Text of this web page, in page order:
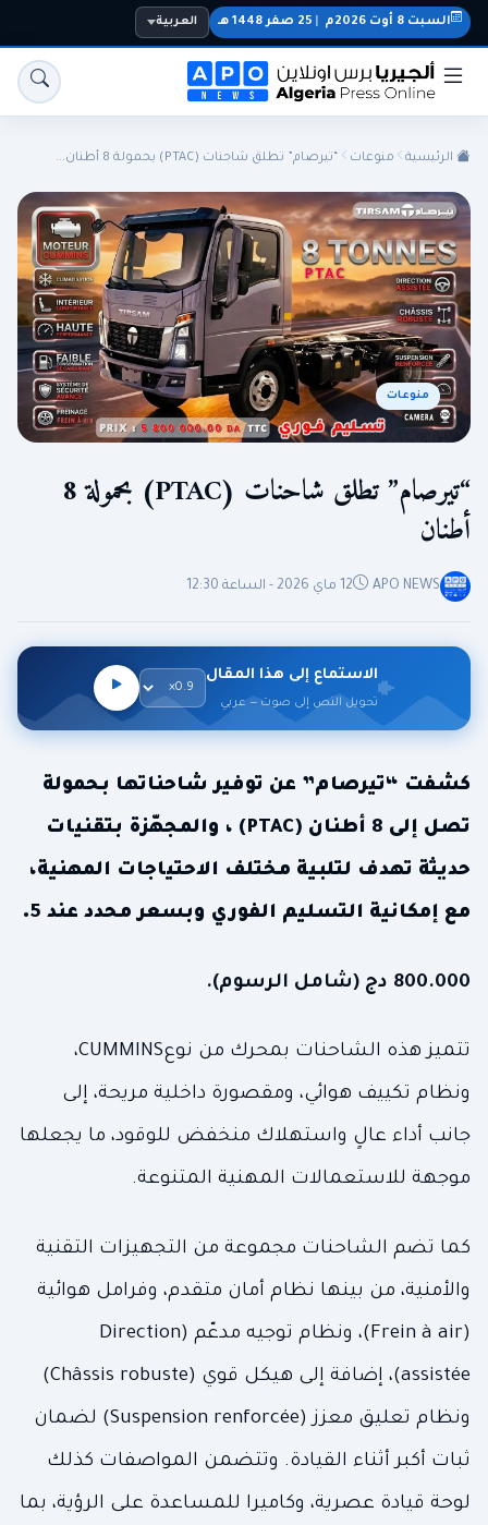
الجزائر الجالية المنتخب الوطني سياسة
اقتصاد رياضة
السبت 8 أوت 2026م 25 صفر 1448 هـ العربية
الرئيسية منوعات “تيرصام” تطلق شاحنات (PTAC) بحمولة 8 أطنان...
منوعات
“تيرصام” تطلق شاحنات (PTAC) بحمولة 8
أطنان
APO NEWS 12 ماي 2026 - الساعة 12:30
الاستماع إلى هذا المقال
تحويل النص إلى صوت — عربي
كشفت “تيرصام” عن توفير شاحناتها بحمولة
تصل إلى 8 أطنان (PTAC) ، والمجهّزة بتقنيات
حديثة تهدف لتلبية مختلف الاحتياجات المهنية،
مع إمكانية التسليم الفوري وبسعر محدد عند 5.
800.000 دج (شامل الرسوم).
تتميز هذه الشاحنات بمحرك من نوعCUMMINS،
ونظام تكييف هوائي، ومقصورة داخلية مريحة، إلى
جانب أداء عالٍ واستهلاك منخفض للوقود، ما يجعلها
موجهة للاستعمالات المهنية المتنوعة.
كما تضم الشاحنات مجموعة من التجهيزات التقنية
والأمنية، من بينها نظام أمان متقدم، وفرامل هوائية
(Frein à air)، ونظام توجيه مدعّم (Direction
assistée)، إضافة إلى هيكل قوي (Châssis robuste)
ونظام تعليق معزز (Suspension renforcée) لضمان
ثبات أكبر أثناء القيادة. وتتضمن المواصفات كذلك
لوحة قيادة عصرية، وكاميرا للمساعدة على الرؤية، بما